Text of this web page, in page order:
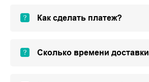
Как сделать платеж?
Сколько времени